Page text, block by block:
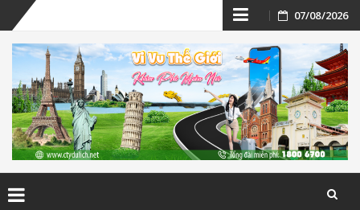
Skip
to
content
07/08/2026